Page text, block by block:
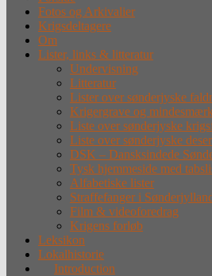
Fotos og Arkivalier
Krigsdeltagere
Om
Lister, links & litteratur
Undervisning
Litteratur
Lister over sønderjyske
Krigergrave og
Liste over sønderjyske
Liste over sønderjyske
DSK – Dansksindede
Tysk hjemmeside med
Alfabetiske lister
Straffefanger i
Film & videoforedrag
Krigens forløb
Leksikon
Lokalhistorie
Introduction